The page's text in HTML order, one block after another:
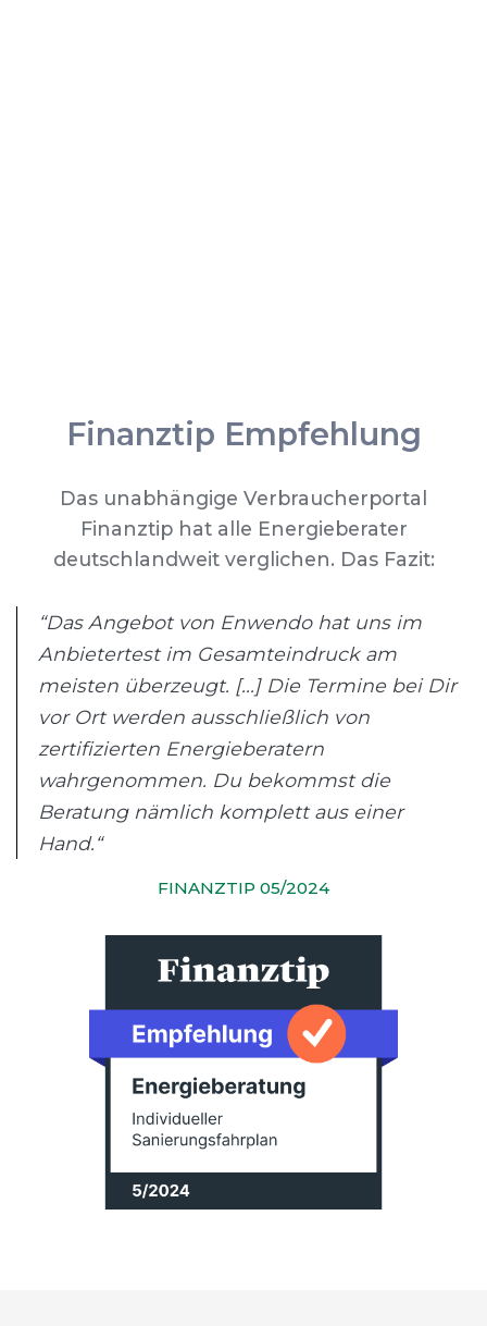
Finanztip Empfehlung
Das unabhängige Verbraucherportal
Finanztip hat alle Energieberater
deutschlandweit verglichen. Das Fazit:
“Das Angebot von Enwendo hat uns im
Anbietertest im Gesamteindruck am
meisten überzeugt. [...] Die Termine bei Dir
vor Ort werden ausschließlich von
zertifizierten Energieberatern
wahrgenommen. Du bekommst die
Beratung nämlich komplett aus einer
Hand.“
FINANZTIP 05/2024